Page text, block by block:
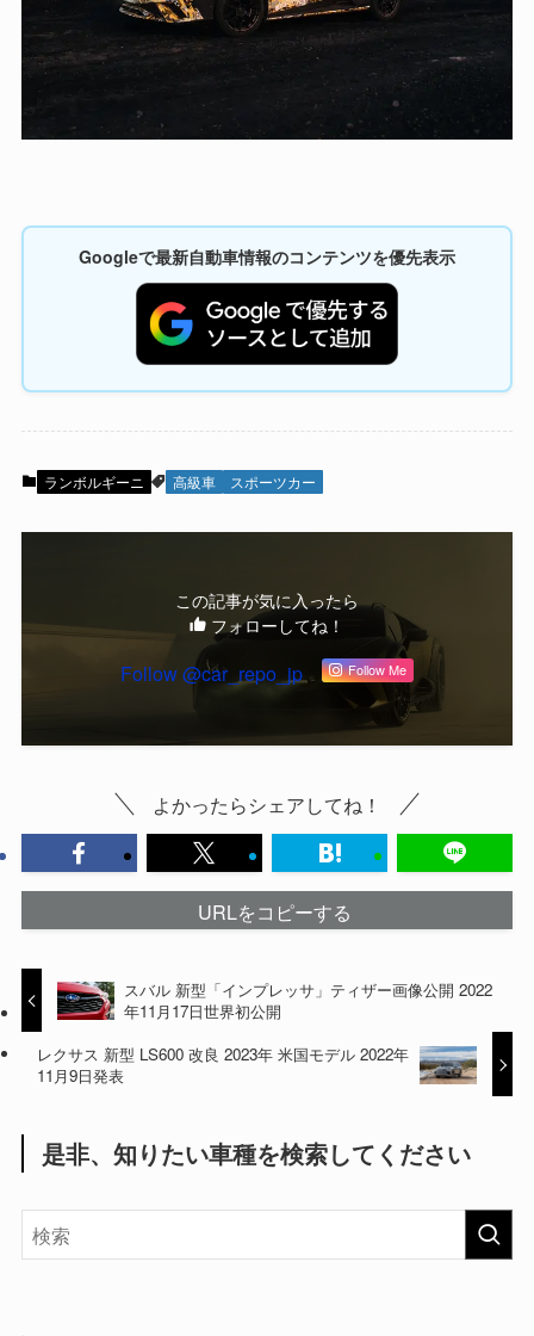
Googleで最新自動車情報のコンテンツを優先表示
ランボルギーニ 高級車 スポーツカー
この記事が気に入ったら
フォローしてね！
Follow @car_repo_jp Follow Me
よかったらシェアしてね！
URLをコピーする
スバル 新型「インプレッサ」ティザー画像公開 2022
年11月17日世界初公開
レクサス 新型 LS600 改良 2023年 米国モデル 2022年
11月9日発表
是非、知りたい車種を検索してください